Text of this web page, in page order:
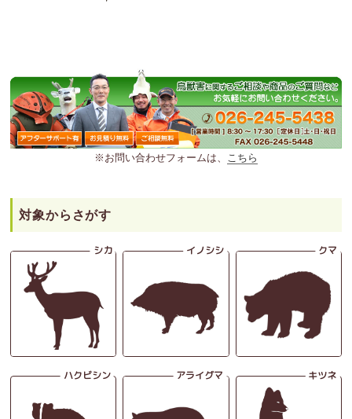
※お問い合わせフォームは、 こちら
対象からさがす